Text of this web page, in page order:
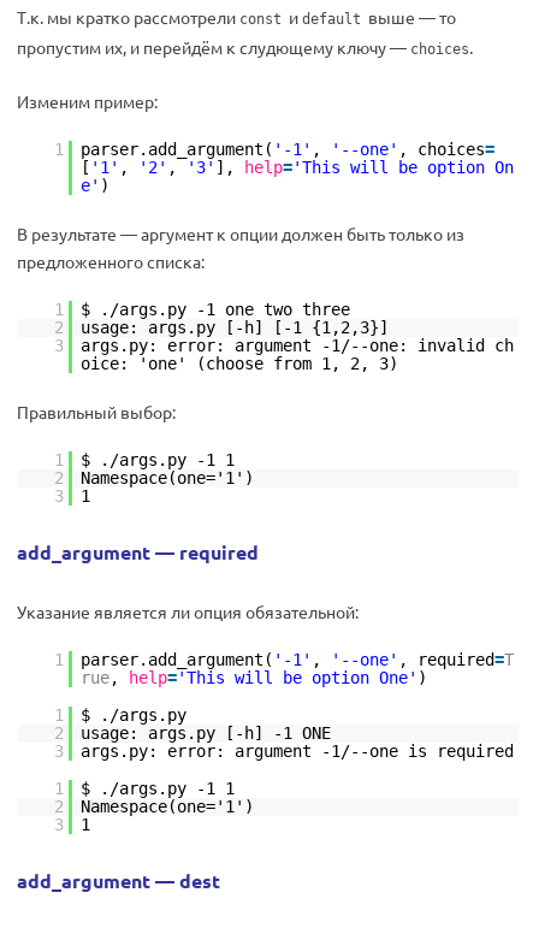
Т.к. мы кратко рассмотрели const и default выше — то
пропустим их, и перейдём к слудющему ключу — choices.
Изменим пример:
1 parser.add_argument( '-1' , '--one' , choices=
[ '1' , '2' , '3' ], help='This will be option On
e' )
В результате — аргумент к опции должен быть только из
предложенного списка:
1
$ ./args.py -1 one two three
2
usage: args.py [-h] [-1 {1,2,3}]
3
args.py: error: argument -1/--one: invalid ch
oice: 'one' (choose from 1, 2, 3)
Правильный выбор:
1
$ ./args.py -1 1
2
Namespace(one='1')
3
1
add_argument — required
Указание является ли опция обязательной:
1 parser.add_argument( '-1' , '--one' , required=T
rue, help='This will be option One' )
1
$ ./args.py
2
usage: args.py [-h] -1 ONE
3
args.py: error: argument -1/--one is required
1
$ ./args.py -1 1
2
Namespace(one='1')
3
1
add_argument — dest